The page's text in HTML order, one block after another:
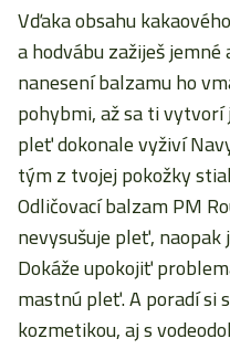
Vďaka obsahu
a hodvábu zažiješ
nanesení balzamu ho
pohybmi, až sa ti
pleť dokonale vyživí
tým z tvojej pokožky
Odličovací balzam PM
nevysušuje pleť,
Dokáže upokojiť
mastnú pleť. A poradí si
kozmetikou, aj s